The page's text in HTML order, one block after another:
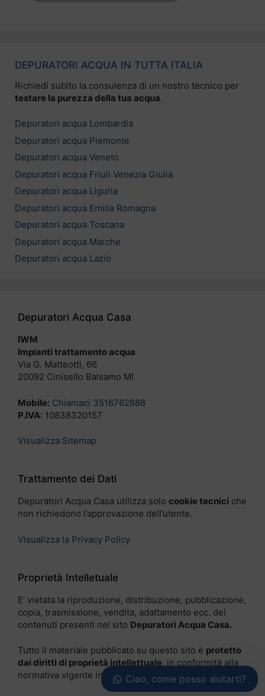
DEPURATORI ACQUA IN TUTTA ITALIA
Richiedi subito la consulenza di un nostro tecnico per
testare la purezza della tua acqua.
Depuratori acqua Lombardia
Depuratori acqua Piemonte
Depuratori acqua Veneto
Depuratori acqua Friuli Venezia Giulia
Depuratori acqua Liguria
Depuratori acqua Emilia Romagna
Depuratori acqua Toscana
Depuratori acqua Marche
Depuratori acqua Lazio
Depuratori Acqua Casa
IWM
Impianti trattamento acqua
Via G. Matteotti, 66
20092 Cinisello Balsamo MI
Mobile: Chiamaci 3516762888
P.IVA: 10838320157
Visualizza Sitemap
Trattamento dei Dati
Depuratori Acqua Casa utilizza solo cookie tecnici che
non richiedono l’approvazione dell’utente.
Visualizza la Privacy Policy
Proprietà Intelletuale
E’ vietata la riproduzione, distribuzione, pubblicazione,
copia, trasmissione, vendita, adattamento ecc. dei
contenuti presenti nel sito Depuratori Acqua Casa.
Tutto il materiale pubblicato su questo sito è protetto
dai diritti di proprietà intellettuale, in conformità alla
normativa vigente in materia.Ciao, come posso aiutarti?